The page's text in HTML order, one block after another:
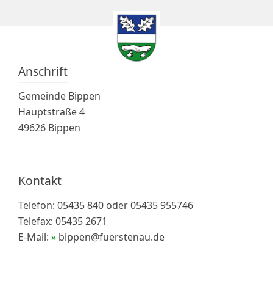
Anschrift
Gemeinde Bippen
Hauptstraße 4
49626 Bippen
Kontakt
Telefon: 05435 840 oder 05435 955746
Telefax: 05435 2671
E-Mail:
bippen@fuerstenau.de